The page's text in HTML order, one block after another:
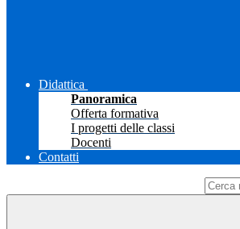
Didattica
Panoramica
Offerta formativa
I progetti delle classi
Docenti
Contatti